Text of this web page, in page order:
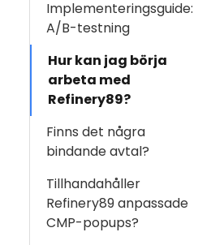
Implementeringsguide:
A/B-testning
Hur kan jag börja
arbeta med
Refinery89?
Finns det några
bindande avtal?
Tillhandahåller
Refinery89 anpassade
CMP-popups?